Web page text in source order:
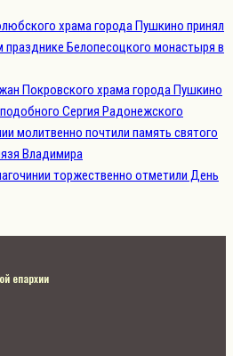
храма города Пушкино принял
празднике Белопесоцкого монастыря в
Покровского храма города Пушкино
Сергия Радонежского
молитвенно почтили память святого
Владимира
торжественно отметили День
епархии